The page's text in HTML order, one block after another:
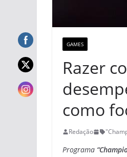
GAMES
Razer
como
Redação
Programa